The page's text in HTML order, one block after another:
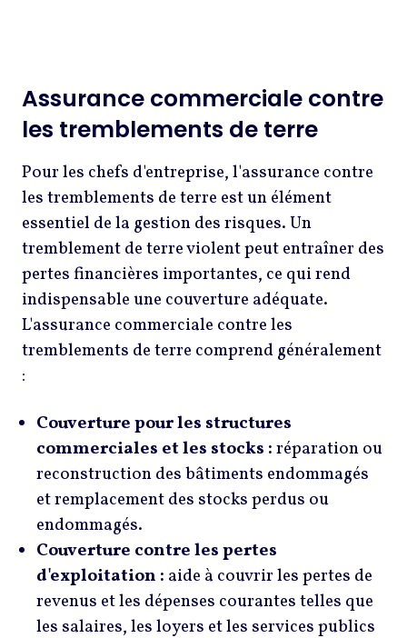
Assurance commerciale contre
les tremblements de terre
Pour les chefs d'entreprise, l'assurance contre
les tremblements de terre est un élément
essentiel de la gestion des risques. Un
tremblement de terre violent peut entraîner des
pertes financières importantes, ce qui rend
indispensable une couverture adéquate.
L'assurance commerciale contre les
tremblements de terre comprend généralement
:
Couverture pour les structures
commerciales et les stocks :réparation ou
reconstruction des bâtiments endommagés
et remplacement des stocks perdus ou
endommagés.
Couverture contre les pertes
d'exploitation : aide à couvrir les pertes de
revenus et les dépenses courantes telles que
les salaires, les loyers et les services publics